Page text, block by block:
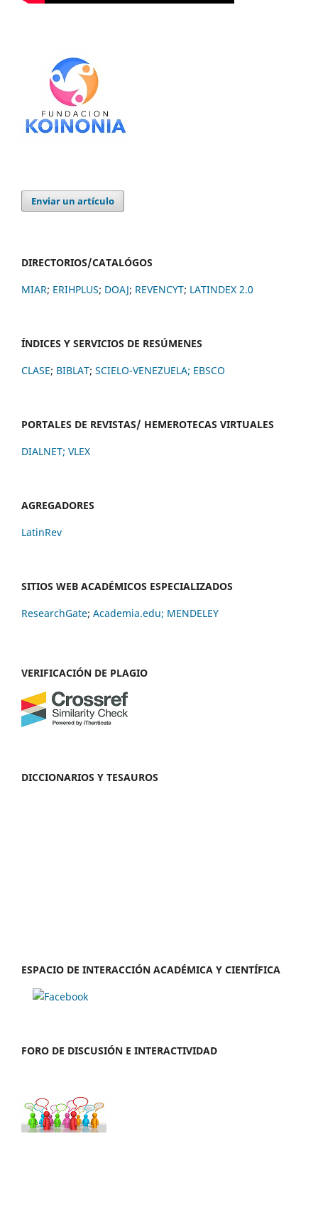
Enviar un artículo
DIRECTORIOS/CATALÓGOS
MIAR; ERIHPLUS; DOAJ; REVENCYT; LATINDEX 2.0
ÍNDICES Y SERVICIOS DE RESÚMENES
CLASE; BIBLAT; SCIELO-VENEZUELA; EBSCO
PORTALES DE REVISTAS/ HEMEROTECAS VIRTUALES
DIALNET; VLEX
AGREGADORES
LatinRev
SITIOS WEB ACADÉMICOS ESPECIALIZADOS
ResearchGate; Academia.edu; MENDELEY
VERIFICACIÓN DE PLAGIO
DICCIONARIOS Y TESAUROS
ESPACIO DE INTERACCIÓN ACADÉMICA Y CIENTÍFICA
FORO DE DISCUSIÓN E INTERACTIVIDAD